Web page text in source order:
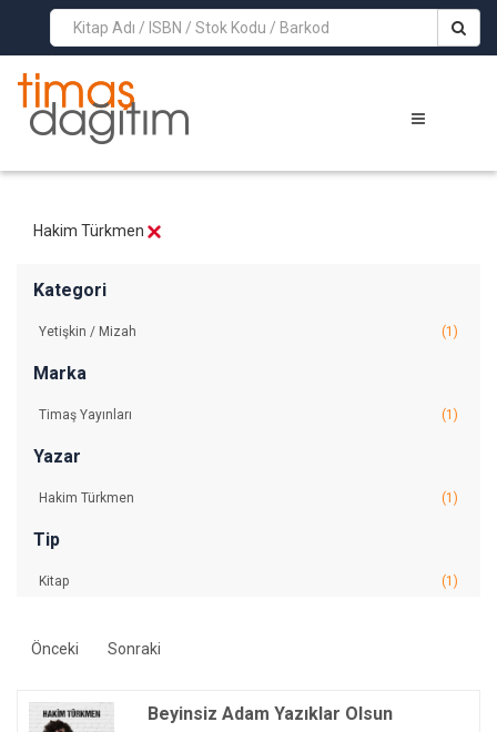
>
Hakim Türkmen
Kategori
Yetişkin / Mizah (1)
Marka
Timaş Yayınları (1)
Yazar
Hakim Türkmen (1)
Tip
Kitap (1)
Önceki Sonraki
Beyinsiz Adam Yazıklar Olsun